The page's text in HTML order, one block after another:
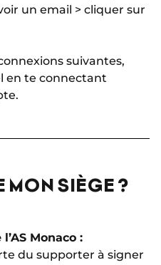
un email > cliquer sur
suivantes,
en te connectant
SIÈGE ?
Monaco :
du supporter à signer